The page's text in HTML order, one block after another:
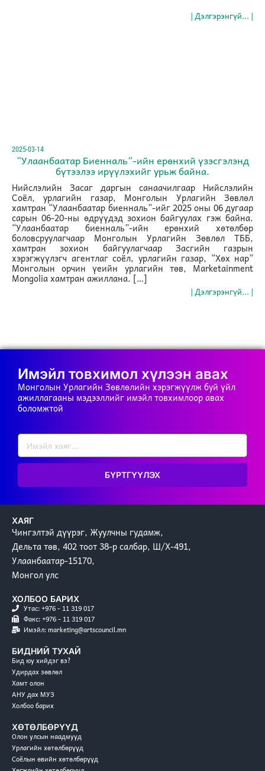
| Дэлгэрэнгүй... |
2025-03-14
“Улаанбаатар Биенналь”-ийн ерөнхий үзэсгэлэнд
бүтээлээ ирүүлэхийг урьж байна.
Нийслэлийн Засаг даргын санаачилгаар Нийслэлийн
Соёл, урлагийн газар, Монголын Урлагийн Зөвлөл
хамтран “Улаанбаатар биенналь”-ийг 2025 оны 06 дугаар
сарын 06-20-ны өдрүүдэд зохион байгуулах гэж байна.
“Улаанбаатар биенналь”-ийн ерөнхий хөтөлбөр
боловсруулагчаар Монголын Урлагийн Зөвлөл ТББ,
хамтран зохион байгуулагчаар Засгийн газрын
хэрэгжүүлэгч агентлаг соёл, урлагийн газар, “Хөх нар”
Монголын орчин үеийн урлагийн төв, Marketainment
Mongolia хамтран ажиллана. […]
| Дэлгэрэнгүй... |
Имэйл товхимол хүлээн авах
Монголын Урлагийн Зөвлөлийн хэрэгжүүлж буй үйл
ажиллагааны мэдээллийг имэйл товхимлоор авах
боломжтой
БҮРТГҮҮЛЭХ
ХАЯГ
Чингэлтэй дүүрэг, Жуулчны гудамж,
Дельта төв, 402 тоот 38-р салбар, Ш/Х-491,
Улаанбаатар-15170,
Монгол улс
ХОЛБОО БАРИХ
Утас: +976 - 11 319 017
Факс: +976 - 11 319 017
Имэйл: marketing@artscouncil.mn
БИДНИЙ ТУХАЙ
Бид юу хийдэг вэ?
Удирдах зөвлөл
Хамт олон
АНУ дах МУЗ
Холбоо барих
ХӨТӨЛБӨРҮҮД
Олон улсын наадмууд
Урлагийн хөтөлбөрүүд
Соёлын өвийн хөтөлбөрүүд